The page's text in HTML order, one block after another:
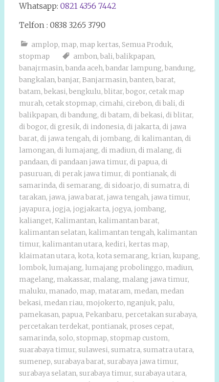
Whatsapp: 0821 4356 7442
Telfon : 0838 3265 3790
amplop, map, map kertas, Semua Produk,
stopmap
ambon, bali, balikpapan,
banajrmasin, banda aceh, bandar lampung, bandung,
bangkalan, banjar, Banjarmasin, banten, barat,
batam, bekasi, bengkulu, blitar, bogor, cetak map
murah, cetak stopmap, cimahi, cirebon, di bali, di
balikpapan, di bandung, di batam, di bekasi, di blitar,
di bogor, di gresik, di indonesia, di jakarta, di jawa
barat, di jawa tengah, di jombang, di kalimantan, di
lamongan, di lumajang, di madiun, di malang, di
pandaan, di pandaan jawa timur, di papua, di
pasuruan, di perak jawa timur, di pontianak, di
samarinda, di semarang, di sidoarjo, di sumatra, di
tarakan, jawa, jawa barat, jawa tengah, jawa timur,
jayapura, jogja, jogjakarta, jogya, jombang,
kalianget, Kalimantan, kalimantan barat,
kalimantan selatan, kalimantan tengah, kalimantan
timur, kalimantan utara, kediri, kertas map,
klaimatan utara, kota, kota semarang, krian, kupang,
lombok, lumajang, lumajang probolinggo, madiun,
magelang, makassar, malang, malang jawa timur,
maluku, manado, map, mataram, medan, medan
bekasi, medan riau, mojokerto, nganjuk, palu,
pamekasan, papua, Pekanbaru, percetakan surabaya,
percetakan terdekat, pontianak, proses cepat,
samarinda, solo, stopmap, stopmap custom,
suarabaya timur, sulawesi, sumatra, sumatra utara,
sumenep, surabaya barat, surabaya jawa timur,
surabaya selatan, surabaya timur, surabaya utara,